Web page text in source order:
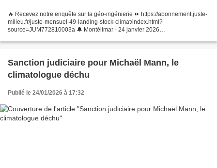
🔥 Recevez notre enquête sur la géo-ingénierie ⏩ https://abonnement.juste-
milieu.fr/juste-mensuel-49-landing-stock-climat/index.html?
source=JUM772810003a 🔔 Montélimar - 24 janvier 2026
Sanction judiciaire pour Michaël Mann, le
climatologue déchu
Publié le 24/01/2026 à 17:32